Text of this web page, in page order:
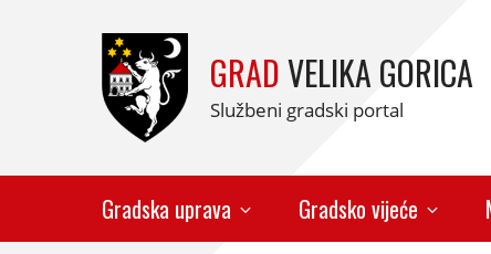
GRADVELIKA GORICA
Službeni gradski portal
Gradska uprava Gradsko vijeće